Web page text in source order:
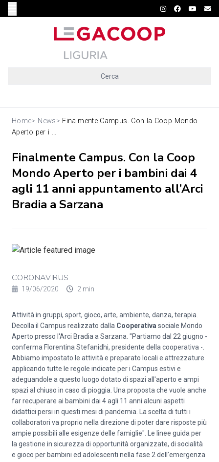
Cerca
Home> News> Finalmente Campus. Con la Coop Mondo
Aperto per i ...
Finalmente Campus. Con la Coop
Mondo Aperto per i bambini dai 4
agli 11 anni appuntamento all’Arci
Bradia a Sarzana
CORONAVIRUS
19/06/2020 2 min
Attività in gruppi, sport, gioco, arte, ambiente, danza, terapia.
Decolla il Campus realizzato dalla Cooperativa sociale Mondo
Aperto presso l'Arci Bradia a Sarzana. "Partiamo dal 22 giugno -
conferma Florentina Stefanidhi, presidente della cooperativa -.
Abbiamo impostato le attività e preparato locali e attrezzature
applicando tutte le regole indicate per i Campus estivi e
adeguandole a questo luogo dotato di spazi all'aperto e ampi
spazi al chiuso in caso di pioggia. Una proposta che vuole anche
far recuperare ai bambini dai 4 agli 11 anni alcuni aspetti
didattici persi in questi mesi di pandemia. La scelta di tutti i
collaboratori va proprio nella direzione di poter dare risposte più
ampie possibili alle esigenze delle famiglie". Le linee guida per
la gestione in sicurezza di opportunità organizzate, di socialità
e gioco per bambini ed adolescenti nella fase 2 dell’emergenza